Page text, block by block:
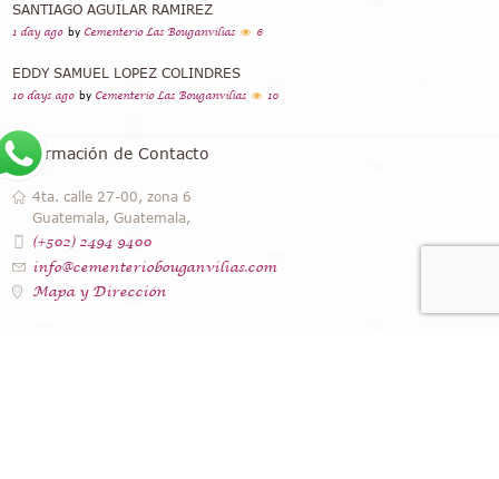
SANTIAGO AGUILAR RAMIREZ
1 day ago by Cementerio Las Bouganvilias 6
EDDY SAMUEL LOPEZ COLINDRES
10 days ago by Cementerio Las Bouganvilias 10
Información de Contacto
4ta. calle 27-00, zona 6
Guatemala, Guatemala,
(+502) 2494 9400
info@cementeriobouganvilias.com
Mapa y Dirección